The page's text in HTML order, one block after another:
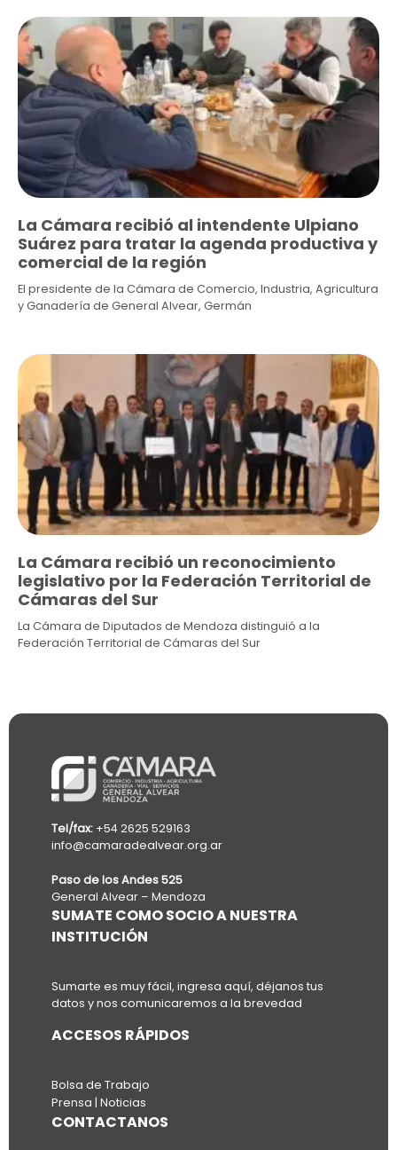
La Cámara recibió al intendente Ulpiano
Suárez para tratar la agenda productiva y
comercial de la región
El presidente de la Cámara de Comercio, Industria, Agricultura
y Ganadería de General Alvear, Germán
La Cámara recibió un reconocimiento
legislativo por la Federación Territorial de
Cámaras del Sur
La Cámara de Diputados de Mendoza distinguió a la
Federación Territorial de Cámaras del Sur
Tel/fax: +54 2625 529163
info@camaradealvear.org.ar
Paso de los Andes 525
General Alvear – Mendoza
SUMATE COMO SOCIO A NUESTRA
INSTITUCIÓN
Sumarte es muy fácil, ingresa aquí, déjanos tus
datos y nos comunicaremos a la brevedad
ACCESOS RÁPIDOS
Bolsa de Trabajo
Prensa | Noticias
CONTACTANOS